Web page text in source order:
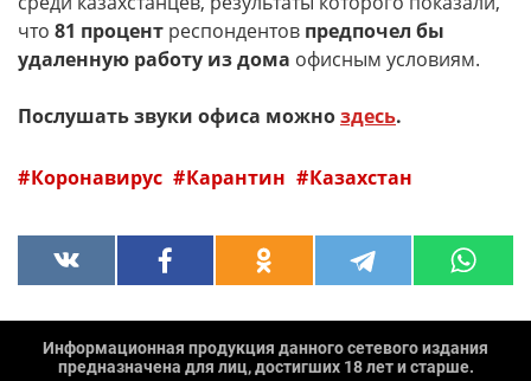
что 81 процент респондентов предпочел бы
удаленную работу из дома офисным условиям.
Послушать звуки офиса можноздесь.
Коронавирус Карантин Казахстан
Информационная продукция данного сетевого издания
предназначена для лиц, достигших 18 лет и старше.